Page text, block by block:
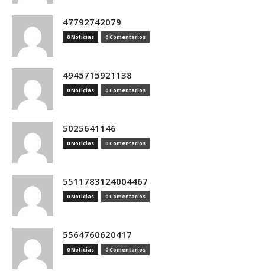
47792742079
0 Noticias 0 Comentarios
4945715921138
0 Noticias 0 Comentarios
5025641146
0 Noticias 0 Comentarios
5511783124004467
0 Noticias 0 Comentarios
5564760620417
0 Noticias 0 Comentarios